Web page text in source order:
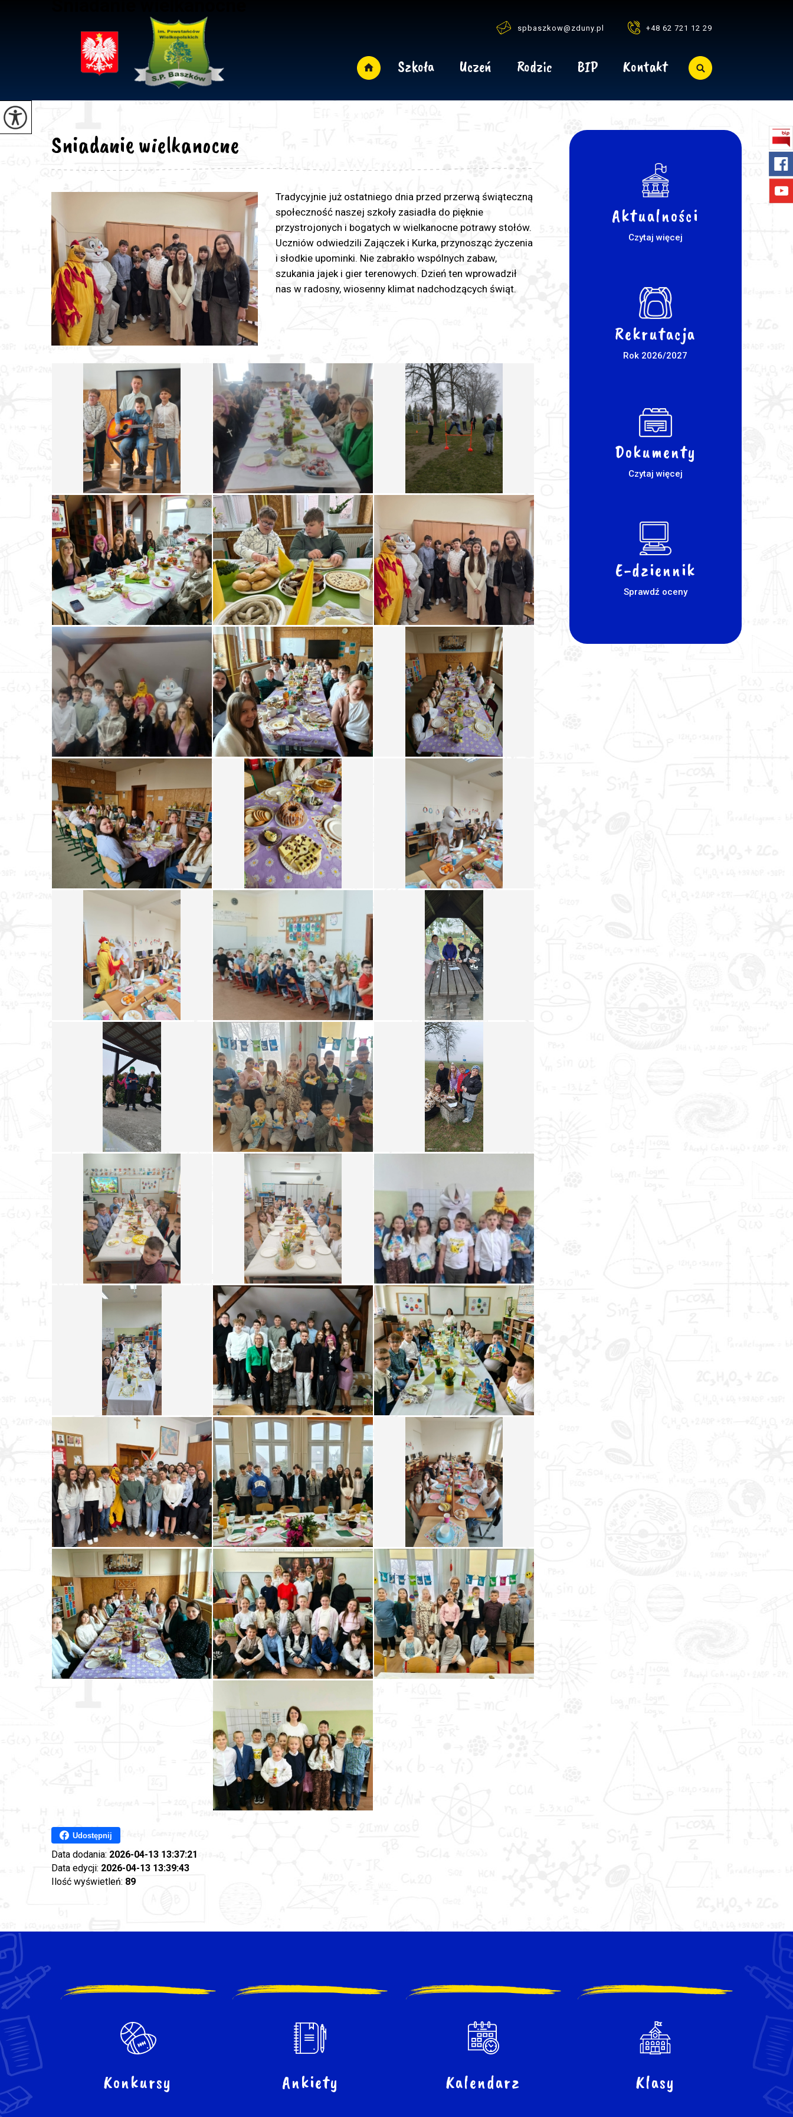
spbaszkow@zduny.pl +48 62 721 12 29
Szkoła Uczeń Rodzic BIP Kontakt
Sniadanie wielkanocne
Tradycyjnie już ostatniego dnia przed przerwą świąteczną
społeczność naszej szkoły zasiadła do pięknie
przystrojonych i bogatych w wielkanocne potrawy stołów.
Uczniów odwiedzili Zajączek i Kurka, przynosząc życzenia
i słodkie upominki. Nie zabrakło wspólnych zabaw,
szukania jajek i gier terenowych. Dzień ten wprowadził
nas w radosny, wiosenny klimat nadchodzących świąt.
Udostępnij
Data dodania: 2026-04-13 13:37:21
Data edycji: 2026-04-13 13:39:43
Ilość wyświetleń: 89
Aktualności
Czytaj więcej
Rekrutacja
Rok 2026/2027
Dokumenty
Czytaj więcej
E-dziennik
Sprawdź oceny
Konkursy Ankiety Kalendarz Klasy